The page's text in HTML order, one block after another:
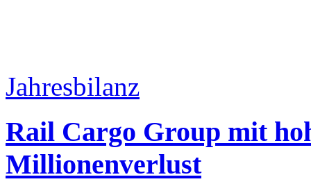
Jahresbilanz
Rail Cargo Group mit
Millionenverlust